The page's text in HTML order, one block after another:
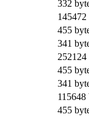
332
145472
455
341
252124
455
341
115648
455